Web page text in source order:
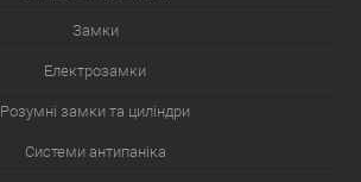
Замки
Електрозамки
Розумні замки та циліндри
Системи антипаніка